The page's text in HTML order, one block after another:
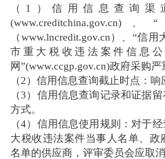
（1）信用信息查询
（www.lncredit.gov.cn）、“信
市重大税收违法案件信息
网”(www.ccgp.gov.cn)政府采购
（2）信用信息查询截止时点：响
（3）信用信息查询记录和证据
方式。
（4）信用信息使用规则：对于
大税收违法案件当事人名单、
名单的供应商，评审委员会应取消